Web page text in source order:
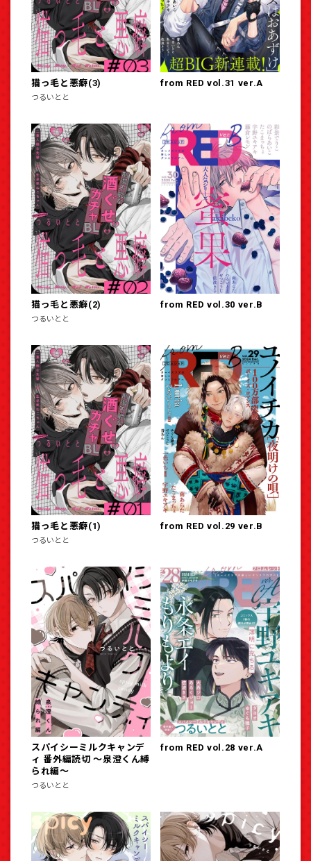
猫っ毛と悪癖(3)
つるいとと
from RED vol.31 ver.A
猫っ毛と悪癖(2)
つるいとと
from RED vol.30 ver.B
猫っ毛と悪癖(1)
つるいとと
from RED vol.29 ver.B
スパイシーミルクキャンデ
ィ 番外編読切 ～泉澄くん縛
られ編～
つるいとと
from RED vol.28 ver.A